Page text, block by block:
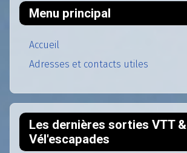
Menu principal
Accueil
Adresses et contacts utiles
Les dernières sorties VTT &
Vél'escapades